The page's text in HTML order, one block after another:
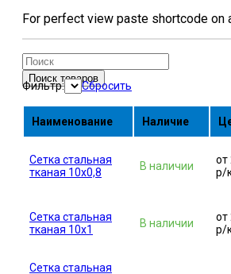
For perfect view paste shortcode on
Поиск товаров
Фильтр: Сбросить
Наименование Наличие
Сетка стальная
тканая 10x0,8
В наличии
от
р/
Сетка стальная
тканая 10x1
В наличии
от
р/
Сетка стальная